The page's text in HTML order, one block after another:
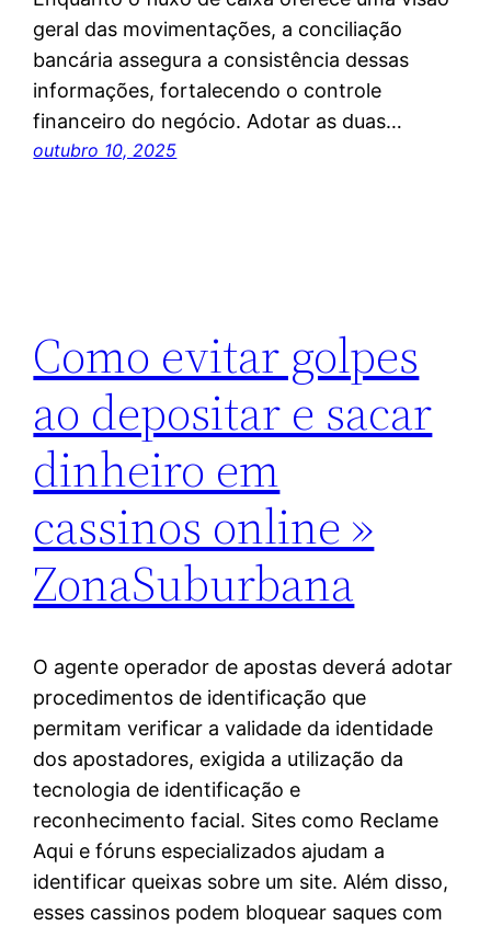
geral das movimentações, a conciliação
bancária assegura a consistência dessas
informações, fortalecendo o controle
financeiro do negócio. Adotar as duas…
outubro 10, 2025
Como evitar golpes
ao depositar e sacar
dinheiro em
cassinos online »
ZonaSuburbana
O agente operador de apostas deverá adotar
procedimentos de identificação que
permitam verificar a validade da identidade
dos apostadores, exigida a utilização da
tecnologia de identificação e
reconhecimento facial. Sites como Reclame
Aqui e fóruns especializados ajudam a
identificar queixas sobre um site. Além disso,
esses cassinos podem bloquear saques com